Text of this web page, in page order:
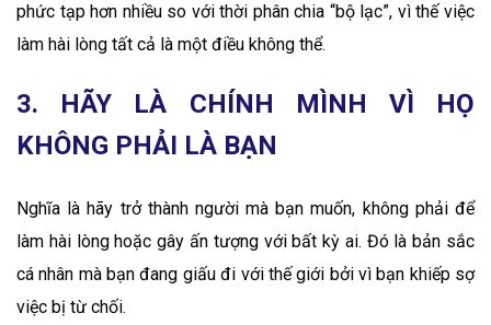
phức tạp hơn nhiều so với thời phân chia “bộ lạc”, vì thế việc
làm hài lòng tất cả là một điều không thể.
3. HÃY LÀ CHÍNH MÌNH VÌ HỌ
KHÔNG PHẢI LÀ BẠN
Nghĩa là hãy trở thành người mà bạn muốn, không phải để
làm hài lòng hoặc gây ấn tượng với bất kỳ ai. Đó là bản sắc
cá nhân mà bạn đang giấu đi với thế giới bởi vì bạn khiếp sợ
việc bị từ chối.